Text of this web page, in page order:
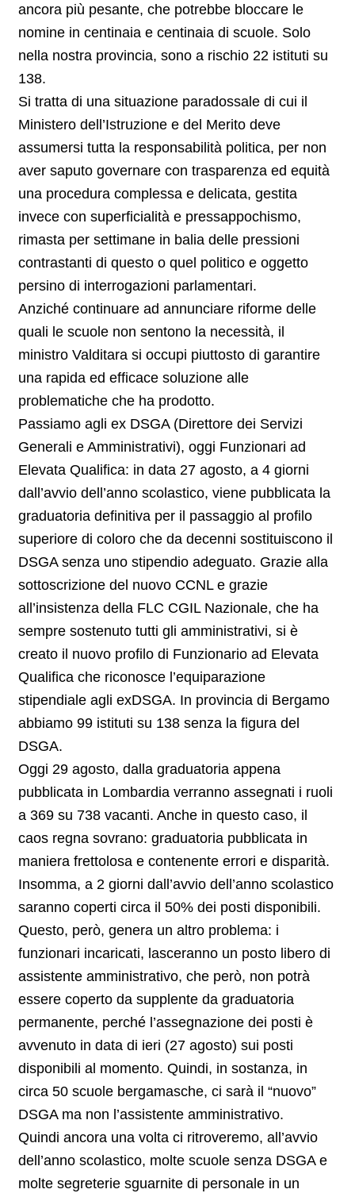
ancora più pesante, che potrebbe bloccare le
nomine in centinaia e centinaia di scuole. Solo
nella nostra provincia, sono a rischio 22 istituti su
138.
Si tratta di una situazione paradossale di cui il
Ministero dell’Istruzione e del Merito deve
assumersi tutta la responsabilità politica, per non
aver saputo governare con trasparenza ed equità
una procedura complessa e delicata, gestita
invece con superficialità e pressappochismo,
rimasta per settimane in balia delle pressioni
contrastanti di questo o quel politico e oggetto
persino di interrogazioni parlamentari.
Anziché continuare ad annunciare riforme delle
quali le scuole non sentono la necessità, il
ministro Valditara si occupi piuttosto di garantire
una rapida ed efficace soluzione alle
problematiche che ha prodotto.
Passiamo agli ex DSGA (Direttore dei Servizi
Generali e Amministrativi), oggi Funzionari ad
Elevata Qualifica: in data 27 agosto, a 4 giorni
dall’avvio dell’anno scolastico, viene pubblicata la
graduatoria definitiva per il passaggio al profilo
superiore di coloro che da decenni sostituiscono il
DSGA senza uno stipendio adeguato. Grazie alla
sottoscrizione del nuovo CCNL e grazie
all’insistenza della FLC CGIL Nazionale, che ha
sempre sostenuto tutti gli amministrativi, si è
creato il nuovo profilo di Funzionario ad Elevata
Qualifica che riconosce l’equiparazione
stipendiale agli exDSGA. In provincia di Bergamo
abbiamo 99 istituti su 138 senza la figura del
DSGA.
Oggi 29 agosto, dalla graduatoria appena
pubblicata in Lombardia verranno assegnati i ruoli
a 369 su 738 vacanti. Anche in questo caso, il
caos regna sovrano: graduatoria pubblicata in
maniera frettolosa e contenente errori e disparità.
Insomma, a 2 giorni dall’avvio dell’anno scolastico
saranno coperti circa il 50% dei posti disponibili.
Questo, però, genera un altro problema: i
funzionari incaricati, lasceranno un posto libero di
assistente amministrativo, che però, non potrà
essere coperto da supplente da graduatoria
permanente, perché l’assegnazione dei posti è
avvenuto in data di ieri (27 agosto) sui posti
disponibili al momento. Quindi, in sostanza, in
circa 50 scuole bergamasche, ci sarà il “nuovo”
DSGA ma non l’assistente amministrativo.
Quindi ancora una volta ci ritroveremo, all’avvio
dell’anno scolastico, molte scuole senza DSGA e
molte segreterie sguarnite di personale in un